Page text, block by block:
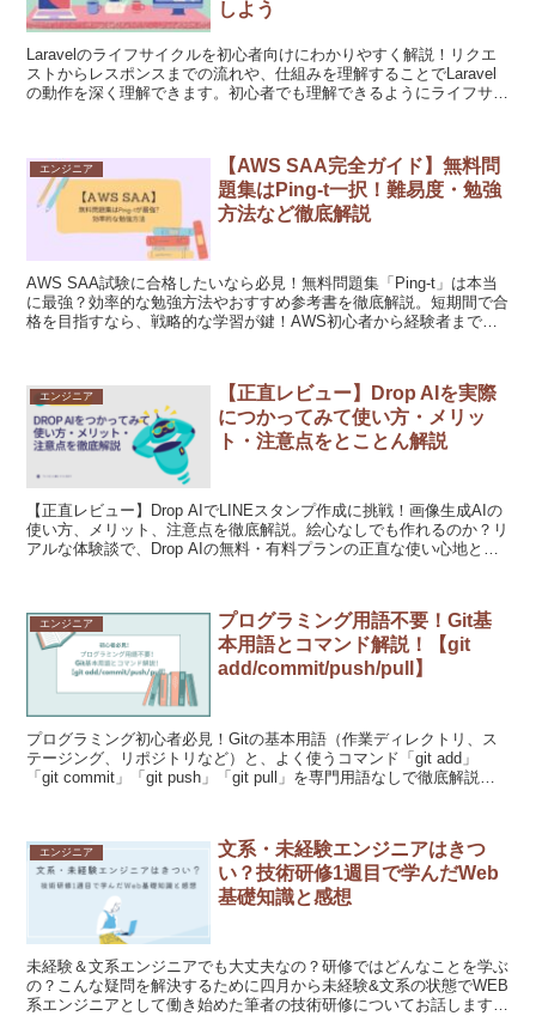
しよう
Laravelのライフサイクルを初心者向けにわかりやすく解説！リクエ
ストからレスポンスまでの流れや、仕組みを理解することでLaravel
の動作を深く理解できます。初心者でも理解できるようにライフサイ
エンジニア
【AWS SAA完全ガイド】無料問
題集はPing-t一択！難易度・勉強
方法など徹底解説
AWS SAA試験に合格したいなら必見！無料問題集「Ping-t」は本当
に最強？効率的な勉強方法やおすすめ参考書を徹底解説。短期間で合
格を目指すなら、戦略的な学習が鍵！AWS初心者から経験者まで役
エンジニア
【正直レビュー】Drop AIを実際
につかってみて使い方・メリッ
ト・注意点をとことん解説
【正直レビュー】Drop AIでLINEスタンプ作成に挑戦！画像生成AIの
使い方、メリット、注意点を徹底解説。絵心なしでも作れるのか？リ
アルな体験談で、Drop AIの無料・有料プランの正直な使い心地と商
エンジニア
プログラミング用語不要！Git基
本用語とコマンド解説！【git
add/commit/push/pull】
プログラミング初心者必見！Gitの基本用語（作業ディレクトリ、ス
テージング、リポジトリなど）と、よく使うコマンド「git add」
「git commit」「git push」「git pull」を専門用語なしで徹底解説。
エンジニア
文系・未経験エンジニアはきつ
い？技術研修1週目で学んだWeb
基礎知識と感想
未経験＆文系エンジニアでも大丈夫なの？研修ではどんなことを学ぶ
の？こんな疑問を解決するために四月から未経験&文系の状態でWEB
系エンジニアとして働き始めた筆者の技術研修についてお話します。